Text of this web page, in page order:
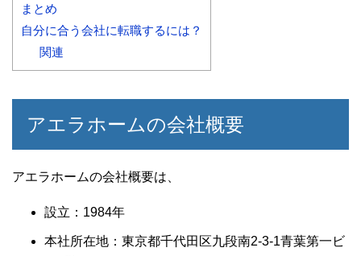
まとめ
自分に合う会社に転職するには？
関連
アエラホームの会社概要
アエラホームの会社概要は、
設立：1984年
本社所在地：東京都千代田区九段南2-3-1青葉第一ビ